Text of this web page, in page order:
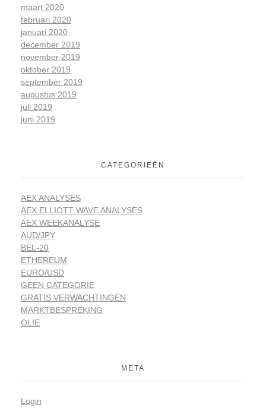
maart 2020
februari 2020
januari 2020
december 2019
november 2019
oktober 2019
september 2019
augustus 2019
juli 2019
juni 2019
CATEGORIEËN
AEX ANALYSES
AEX ELLIOTT WAVE ANALYSES
AEX WEEKANALYSE
AUD/JPY
BEL-20
ETHEREUM
EURO/USD
GEEN CATEGORIE
GRATIS VERWACHTINGEN
MARKTBESPREKING
OLIE
META
Login